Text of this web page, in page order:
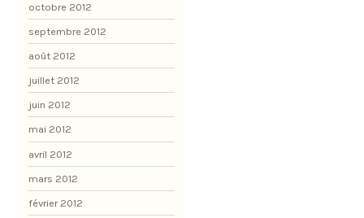
octobre 2012
septembre 2012
août 2012
juillet 2012
juin 2012
mai 2012
avril 2012
mars 2012
février 2012